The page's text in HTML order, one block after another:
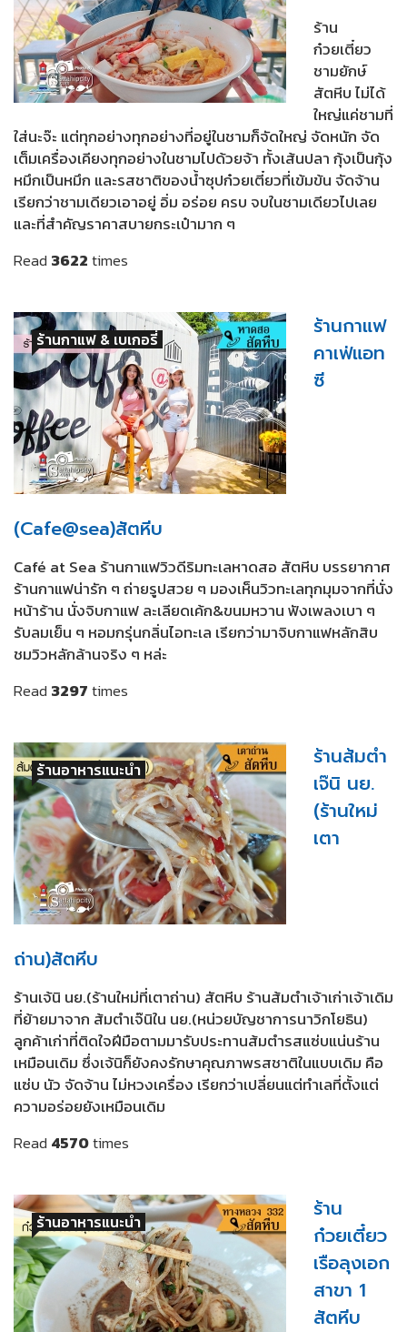
ร้าน
ก๋วยเตี๋ยว
ชามยักษ์
สัตหีบ ไม่ได้
ใหญ่แค่ชามที่
ใส่นะจ๊ะ แต่ทุกอย่างทุกอย่างที่อยู่ในชามก็จัดใหญ่ จัดหนัก จัด
เต็มเครื่องเคียงทุกอย่างในชามไปด้วยจ้า ทั้งเส้นปลา กุ้งเป็นกุ้ง
หมึกเป็นหมึก และรสชาติของน้ำซุปก๋วยเตี๋ยวที่เข้มข้น จัดจ้าน
เรียกว่าชามเดียวเอาอยู่ อิ่ม อร่อย ครบ จบในชามเดียวไปเลย
และที่สำคัญราคาสบายกระเป๋ามาก ๆ
Read 3622times
ร้านกาแฟ & เบเกอรี่
ร้านกาแฟ
คาเฟ่แอท
ซี
(Cafe@sea)สัตหีบ
Café at Sea ร้านกาแฟวิวดีริมทะเลหาดสอ สัตหีบ บรรยากาศ
ร้านกาแฟน่ารัก ๆ ถ่ายรูปสวย ๆ มองเห็นวิวทะเลทุกมุมจากที่นั่ง
หน้าร้าน นั่งจิบกาแฟ ละเลียดเค้ก&ขนมหวาน ฟังเพลงเบา ๆ
รับลมเย็น ๆ หอมกรุ่นกลิ่นไอทะเล เรียกว่ามาจิบกาแฟหลักสิบ
ชมวิวหลักล้านจริง ๆ หล่ะ
Read 3297times
ร้านอาหารแนะนำ
ร้านส้มตำ
เจ๊นิ นย.
(ร้านใหม่
เตา
ถ่าน)สัตหีบ
ร้านเจ้นิ นย.(ร้านใหม่ที่เตาถ่าน) สัตหีบ ร้านส้มตำเจ้าเก่าเจ้าเดิม
ที่ย้ายมาจาก ส้มตำเจ๊นิใน นย.(หน่วยบัญชาการนาวิกโยธิน)
ลูกค้าเก่าที่ติดใจฝีมือตามมารับประทานส้มตำรสแซ่บแน่นร้าน
เหมือนเดิม ซึ่งเจ้นิก็ยังคงรักษาคุณภาพรสชาติในแบบเดิม คือ
แซ่บ นัว จัดจ้าน ไม่หวงเครื่อง เรียกว่าเปลี่ยนแต่ทำเลที่ตั้งแต่
ความอร่อยยังเหมือนเดิม
Read 4570times
ร้านอาหารแนะนำ
ร้าน
ก๋วยเตี๋ยว
เรือลุงเอก
สาขา 1
สัตหีบ